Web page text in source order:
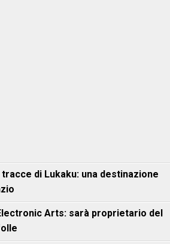
di Lukaku: una destinazione
Arts: sarà proprietario del